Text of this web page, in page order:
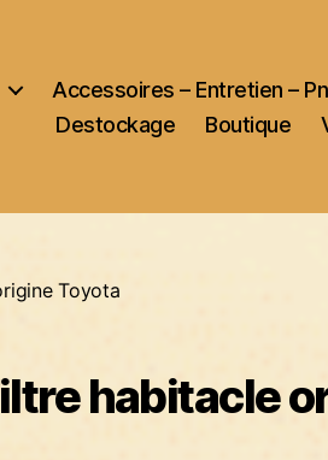
Accessoires – Entretien –
Destockage
Boutique
Toyota
habitacle